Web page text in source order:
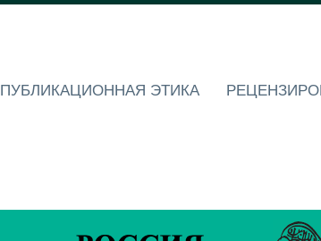
ПУБЛИКАЦИОННАЯ ЭТИКА